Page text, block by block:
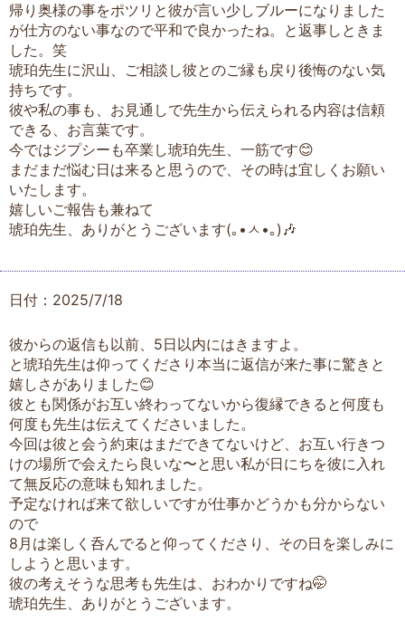
帰り奥様の事をポツリと彼が言い少しブルーになりました
が仕方のない事なので平和で良かったね。と返事しときま
した。笑
琥珀先生に沢山、ご相談し彼とのご縁も戻り後悔のない気
持ちです。
彼や私の事も、お見通しで先生から伝えられる内容は信頼
できる、お言葉です。
今ではジプシーも卒業し琥珀先生、一筋です😊
まだまだ悩む日は来ると思うので、その時は宜しくお願い
いたします。
嬉しいご報告も兼ねて
琥珀先生、ありがとうございます(｡•ㅅ•｡)🎶
日付：2025/7/18
彼からの返信も以前、5日以内にはきますよ。
と琥珀先生は仰ってくださり本当に返信が来た事に驚きと
嬉しさがありました😊
彼とも関係がお互い終わってないから復縁できると何度も
何度も先生は伝えてくださいました。
今回は彼と会う約束はまだできてないけど、お互い行きつ
けの場所で会えたら良いな〜と思い私が日にちを彼に入れ
て無反応の意味も知れました。
予定なければ来て欲しいですが仕事かどうかも分からない
ので
8月は楽しく呑んでると仰ってくださり、その日を楽しみに
しようと思います。
彼の考えそうな思考も先生は、おわかりですね🤭
琥珀先生、ありがとうございます。